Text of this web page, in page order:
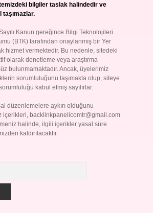
bilgiler taslak halindedir ve
Kanun gereğince Bilgi Teknolojileri
(BTK) tarafından onaylanmış bir Yer
hizmet vermektedir. Bu nedenle, sitedeki
olarak denetleme veya araştırma
bulunmamaktadır. Ancak, üyelerimiz
sorumluluğunu taşımakta olup, siteye
kabul etmiş sayılırlar.
düzenlemelere aykırı olduğunu
içerikleri, backlinkpanelicomtr@gmail.com
halinde, ilgili içerikler yasal süre
kaldırılacaktır.